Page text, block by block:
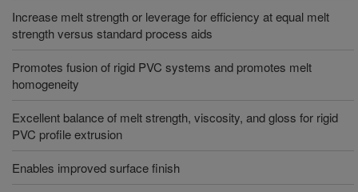
Increase melt strength or leverage for efficiency at equal melt
strength versus standard process aids
Promotes fusion of rigid PVC systems and promotes melt
homogeneity
Excellent balance of melt strength, viscosity, and gloss for rigid
PVC profile extrusion
Enables improved surface finish